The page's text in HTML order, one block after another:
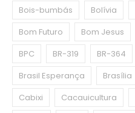
Bois-bumbás
Bolívia
Bom Futuro
Bom Jesus
BPC
BR-319 BR-364
Brasil Esperança
Brasília
Cabixi
Cacauicultura